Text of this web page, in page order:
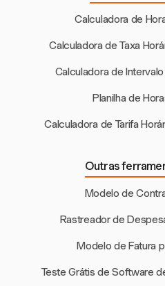
Calculadora de
Calculadora de Taxa
Calculadora de
Planilha de
Calculadora de Tarifa
Outras
Modelo de
Rastreador de
Modelo de Fatura
Teste Grátis de Software